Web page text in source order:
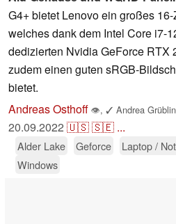
G4+ bietet Lenovo ein großes
welches dank dem Intel Core i7-
dedizierten Nvidia GeForce RTX
zudem einen guten sRGB-
bietet.
Andreas Osthoff 👁, ✓ Andrea
20.09.2022 🇺🇸🇸🇪 ...
Alder Lake Geforce Laptop /
Windows